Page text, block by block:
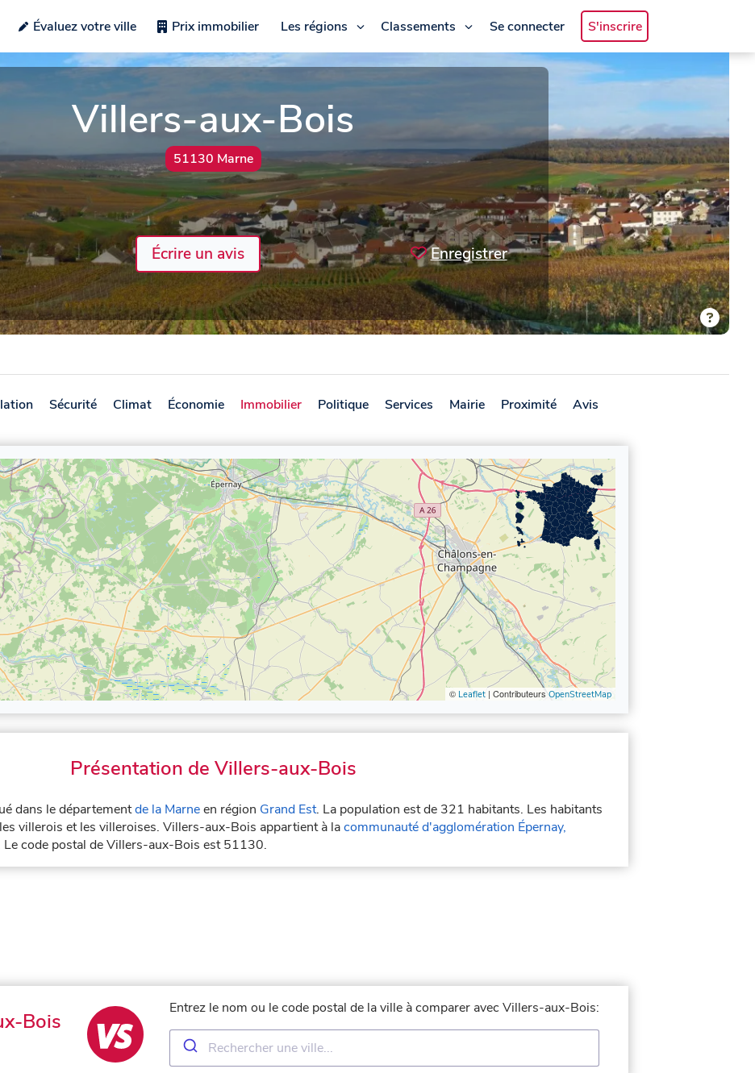
Évaluez votre ville Prix immobilier Les régions Classements Se connecter S'inscrire
Villers-aux-Bois
51130 Marne
Écrire un avis Enregistrer
Sécurité Climat Économie Immobilier Politique Services Mairie Proximité Avis
© Leaflet | Contributeurs OpenStreetMap
Présentation de Villers-aux-Bois
dans le départementde la Marneen région Grand Est. La population est de 321 habitants. Les habitants
villerois et les villeroises. Villers-aux-Bois appartient à lacommunauté d'agglomération Épernay,
Le code postal de Villers-aux-Bois est 51130.
Bois
Entrez le nom ou le code postal de la ville à comparer avec Villers-aux-Bois: